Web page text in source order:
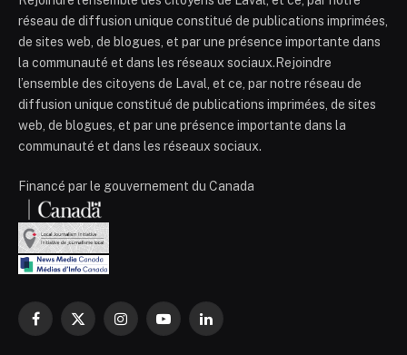
réseau de diffusion unique constitué de publications imprimées,
de sites web, de blogues, et par une présence importante dans
la communauté et dans les réseaux sociaux.Rejoindre
l’ensemble des citoyens de Laval, et ce, par notre réseau de
diffusion unique constitué de publications imprimées, de sites
web, de blogues, et par une présence importante dans la
communauté et dans les réseaux sociaux.
Financé par le gouvernement du Canada
Facebook
X
InstagramYouTubeLinkedIn